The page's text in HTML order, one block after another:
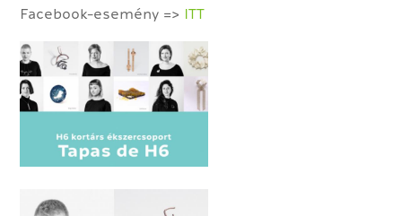
Facebook-esemény => ITT